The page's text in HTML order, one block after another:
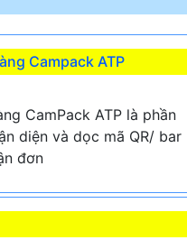
Campack ATP
CamPack ATP là phần
diện và dọc mã QR/ bar
đơn